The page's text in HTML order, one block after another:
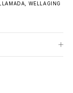
WELLAGING